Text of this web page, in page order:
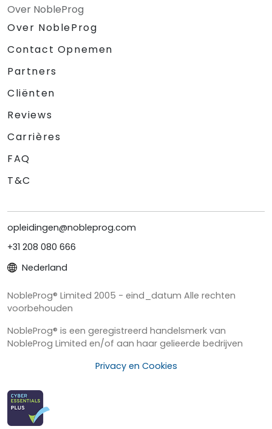
Over NobleProg
Over NobleProg
Contact Opnemen
Partners
Cliënten
Reviews
Carrières
FAQ
T&C
opleidingen@nobleprog.com
+31 208 080 666
Nederland
NobleProg® Limited 2005 - eind_datum Alle rechten
voorbehouden
NobleProg® is een geregistreerd handelsmerk van
NobleProg Limited en/of aan haar gelieerde bedrijven
Privacy en Cookies